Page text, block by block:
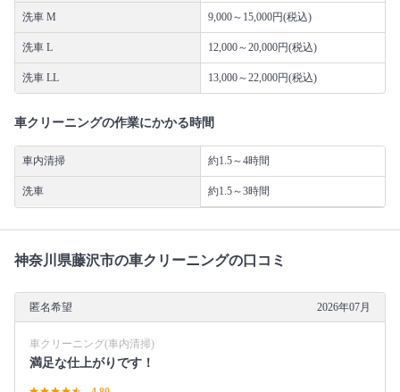
洗車 M 9,000～15,000円(税込)
洗車 L 12,000～20,000円(税込)
洗車 LL 13,000～22,000円(税込)
車クリーニングの作業にかかる時間
車内清掃 約1.5～4時間
洗車 約1.5～3時間
神奈川県藤沢市の車クリーニングの口コミ
匿名希望 2026年07月
車クリーニング(車内清掃)
満足な仕上がりです！